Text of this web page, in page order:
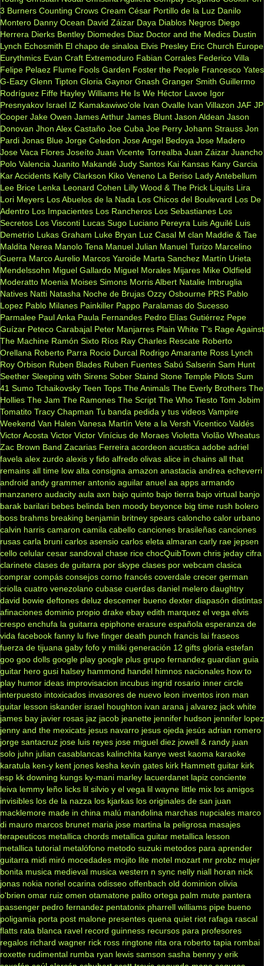
3 Burners Counting Crows Cream César Portillo de la Luz Danilo
Montero Danny Ocean David Záizar Daya Diablos Negros Diego
Herrera Dierks Bentley Diomedes Diaz Doctor and the Medics Dustin
Lynch Echosmith El chapo de sinaloa Elvis Presley Eric Church Europe
Eurythmics Evan Craft Extremoduro Fabian Corrales Federico Villa
Felipe Pelaez Flume Fools Garden Foster the People Francesco Yates
G-Eazy Glenn Tipton Gloria Gaynor Gnash Granger Smith Guillermo
Rodríguez Fiffe Hayley Williams He Is We Héctor Lavoe Igor
Presnyakov Israel IZ Kamakawiwo'ole Ivan Ovalle Ivan Villazon JAF JP
Cooper Jake Owen James Arthur James Blunt Jason Aldean Jason
Donovan Jhon Alex Castaño Joe Cuba Joe Perry Johann Strauss Jon
Pardi Jonas Blue Jorge Celedon Jose Angel Bedoya Jose Madero
Jose Vaca Flores Joseíto Juan Vicente Torrealba Juan Záizar Juancho
Polo Valencia Juanito Makandé Judy Santos Kai Kansas Kany Garcia
Kar Accidents Kelly Clarkson Kiko Veneno La Beriso Lady Antebellum
Lee Brice Lenka Leonard Cohen Lilly Wood & The Prick Liquits Lira
Lori Meyers Los Abuelos de la Nada Los Chicos del Boulevard Los De
Adentro Los Impacientes Los Rancheros Los Sebastianes Los
Secretos Los Visconti Lucas Sugo Luciano Pereyra Luis Aguilé Luis
Demetrio Lukas Graham Luke Bryan Luz Casal M clan Maddie & Tae
Maldita Nerea Manolo Tena Manuel Julian Manuel Turizo Marcelino
Guerra Marco Aurelio Marcos Yaroide Marta Sanchez Martín Urieta
Mendelssohn Miguel Gallardo Miguel Morales Mijares Mike Oldfield
Moderatto Moenia Moises Simons Morris Albert Natalie Imbruglia
Natives Natti Natasha Noche de Brujas Ozzy Osbourne PRS Pablo
Lopez Pablo Milanes Painkiller Pappo Paralamas do Sucesso
Parmalee Paul Anka Paula Fernandes Pedro Elías Gutiérrez Pepe
Guízar Peteco Carabajal Peter Manjarres Plain White T's Rage Against
The Machine Ramón Sixto Ríos Ray Charles Rescate Roberto
Orellana Roberto Parra Rocio Durcal Rodrigo Amarante Ross Lynch
Roy Orbison Ruben Blades Ruben Fuentes Sabú Salserin Sam Hunt
Seether Sleeping with Sirens Sober Staind Stone Temple Pilots Sum
41 Sumo Tchaikovsky Teen Tops The Animals The Everly Brothers The
Hollies The Jam The Ramones The Script The Who Tiesto Tom Jobim
Tomatito Tracy Chapman Tu banda pedida y tus videos Vampire
Weekend Van Halen Vanesa Martín Vete a la Versh Vicentico Valdés
Victor Acosta Victor Victor Vinícius de Moraes Violetta Violão Wheatus
Zac Brown Band Zacarias Ferreira acordeon acustica adobe adriel
favela alex zurdo alexis y fido alfredo olivas alice in chains all that
remains all time low alta consigna amazon anastacia andrea echeverri
android andy grammer antonio aguilar anuel aa apps armando
manzanero audacity aula axn bajo quinto bajo tierra bajo virtual banjo
barak barilari bebes belinda ben moody beyonce big time rush bolero
boss brahms breaking benjamin britney spears caloncho calor urbano
calvin harris camaron camila cabello canciones brasileñas canciones
rusas carla bruni carlos asensio carlos eleta almaran carly rae jepsen
cello celular cesar sandoval chase rice chocQuibTown chris jeday cifra
clarinete clases de guitarra por skype clases por webcam clasica
comprar compás consejos corno francés coverdale crecer german
criolla cuatro venezolano cubase cuerdas daniel melero daughtry
david bowie deftones deluz descemer bueno dexter diapasón distintas
afinaciones dominio propio drake ebay edith marquez el vega elvis
crespo enchufa la guitarra epiphone erasure española esperanza de
vida facebook fanny lu five finger death punch francis lai fraseos
fuerza de tijuana gaby fofo y miliki generación 12 gifts gloria estefan
goo goo dolls google play google plus grupo fernandez guardian guia
guitar hero gusi halsey hammond handel himnos nacionales how to
play humor ideas improvisacion incubus ingrid rosario inner circle
interpuesto intoxicados invasores de nuevo leon inventos iron man
guitar lesson iskander israel houghton ivan arana j alvarez jack white
james bay javier rosas jaz jacob jeanette jennifer hudson jennifer lopez
jenny and the mexicats jesus navarro jesus ojeda jesús adrian romero
jorge santacruz jose luis reyes jose miguel diez jowell & randy juan
solo juhn julian casablancas kalinchita kanye west kaoma karaoke
karatula ken-y kent jones kesha kevin gates kirk Hammett guitar kirk
esp kk downing kungs ky-mani marley lacuerdanet lapiz conciente
leiva lemmy leño licks lil silvio y el vega lil wayne little mix los amigos
invisibles los de la nazza los kjarkas los originales de san juan
macklemore made in china malú mandolina marchas nupciales marco
di mauro marcos brunet maria jose martina la peligrosa masajes
terapeuticos metallica chords metallica guitar metallica lesson
metallica tutorial metalófono metodo suzuki metodos para aprender
guitarra midi miró mocedades mojito lite motel mozart mr probz mujer
bonita musica medieval musica western n sync nelly niall horan nick
jonas nokia noriel ocarina odisseo offenbach old dominion olivia
o'brien omar ruiz omen otamatone palito ortega palm mute pantera
passenger pedro fernandez pentatonix pharrell williams pipe bueno
poligamia porta post malone presentes quena quiet riot rafaga rascal
flatts rata blanca ravel record guinness recursos para profesores
regalos richard wagner rick ross ringtone rita ora roberto tapia rombai
roxette rudimental rumba ryan lewis samson sasha benny y erik